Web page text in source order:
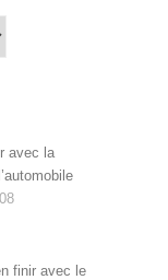
avec la
finir avec le